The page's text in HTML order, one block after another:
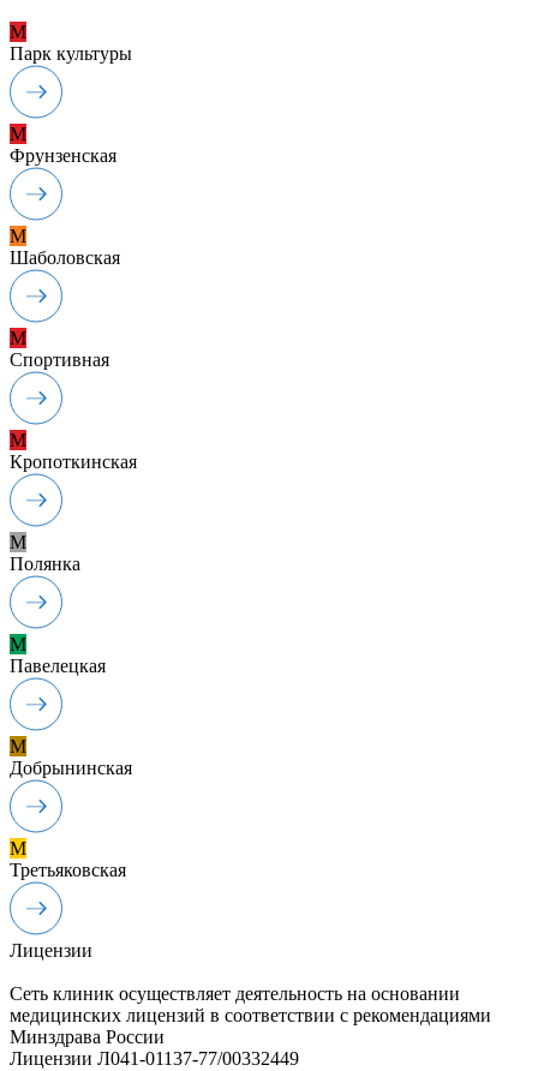
M
Парк культуры
M
Фрунзенская
M
Шаболовская
M
Спортивная
M
Кропоткинская
M
Полянка
M
Павелецкая
M
Добрынинская
M
Третьяковская
Лицензии
Сеть клиник осуществляет деятельность на основании
медицинских лицензий в соответствии с рекомендациями
Минздрава России
Лицензии Л041-01137-77/00332449